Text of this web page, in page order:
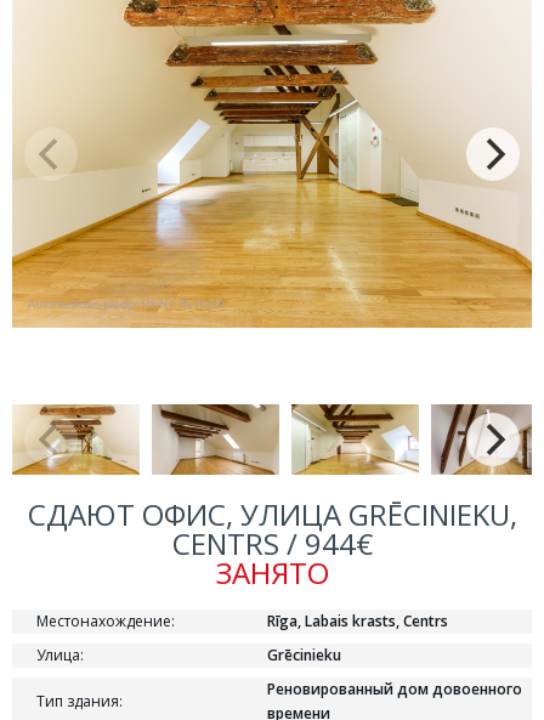
СДАЮТ ОФИС, УЛИЦА GRĒCINIEKU,
CENTRS / 944€
ЗАНЯТО
Местонахождение:
Rīga, Labais krasts, Centrs
Улица:
Grēcinieku
Тип здания:
Реновированный дом довоенного
времени